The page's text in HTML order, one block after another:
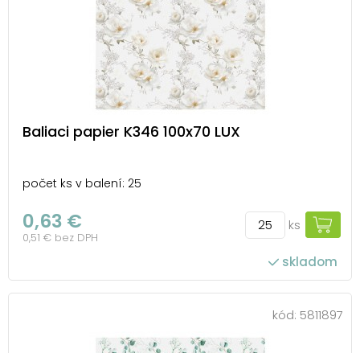
Baliaci papier K346 100x70 LUX
počet ks v balení: 25
0,63 €
0,51 € bez DPH
ks
skladom
kód: 5811897